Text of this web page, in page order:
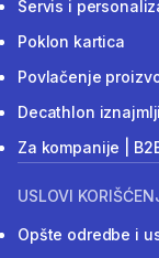
Servis i
Poklon kartica
Povlačenje
Decathlon
Za kompanije |
USLOVI
Opšte odredbe i